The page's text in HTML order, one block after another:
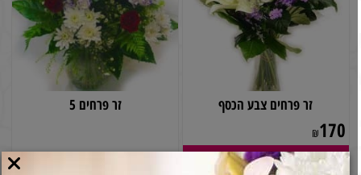
זר פרחים צבע הכסף
₪ 170
קנה עכשיו
זר פרחים 5